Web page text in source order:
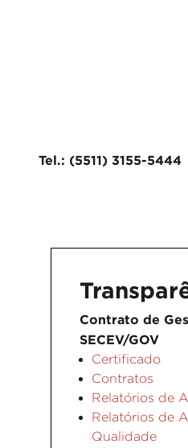
Tel.: (5511) 3155-5444
Contrato de
SECEV/GOV
Certificado
Contratos
Relatórios de
Relatórios de
Qualidade